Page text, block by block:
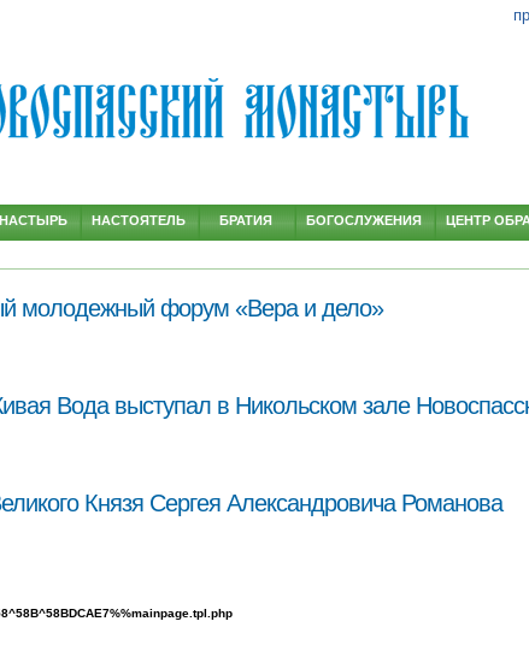
молодежный форум «Вера и дело»
Вода выступал в Никольском зале
Князя Сергея Александровича Романова
НАСТОЯТЕЛЬ БРАТИЯ БОГОСЛУЖЕНИЯ ЦЕНТР